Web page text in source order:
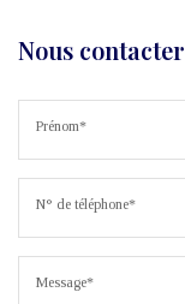
Nous contacter
Prénom*
N° de téléphone*
Message*